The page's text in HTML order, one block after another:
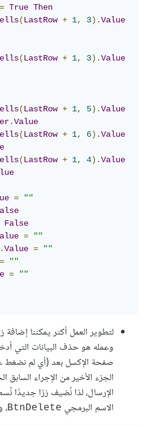
= True Then
(LastRow + 1, 3).Value
(LastRow + 1, 3).Value
(LastRow + 1, 5).Value
.Value
(LastRow + 1, 6).Value
(LastRow + 1, 4).Value
=
""
False
=
""
.Value =
""
=
""
=
""
لتطوير العمل أكثر يمكننا إضافة
وعمله هو حذف البيانات التي
صفحة الإكسل بعد (أي لم نضغط
الجزء الأخير من الإجراء السابق
الإرسال، لذا نُضيف زرًا جديدًا
الاسم البرمجي BtnDelete،